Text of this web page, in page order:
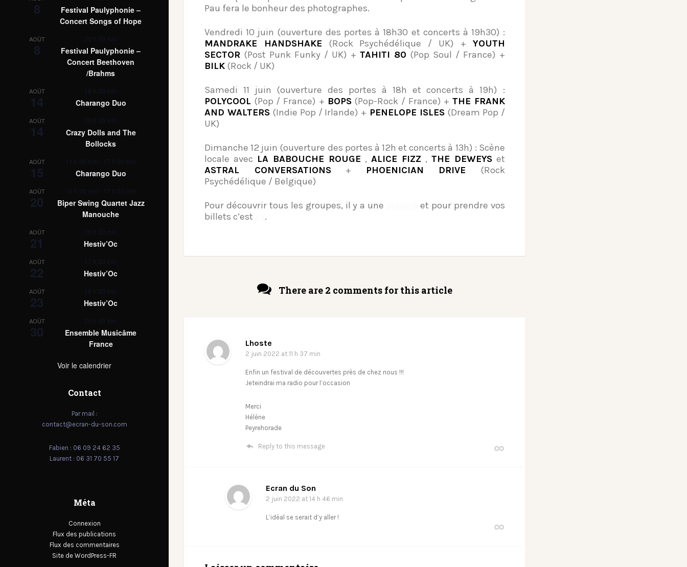
8
Festival Paulyphonie –
Concert Songs of Hope
AOÛT
8
20 h 00 min
Festival Paulyphonie –
Concert Beethoven
/Brahms
AOÛT
14
18 h 30 min
Charango Duo
AOÛT
14
19 h 00 min
Crazy Dolls and The
Bollocks
AOÛT
15
11 h 00 min - 17 h 00 min
Charango Duo
AOÛT
20
16 h 00 min - 17 h 00 min
Biper Swing Quartet Jazz
Manouche
AOÛT
21
19 h 30 min
Hestiv’Oc
AOÛT
22
17 h 30 min
Hestiv’Oc
AOÛT
23
16 h 30 min
Hestiv’Oc
AOÛT
30
20 h 00 min
Ensemble Musicâme
France
Voir le calendrier
Contact
Par mail :
contact@ecran-du-son.com
Fabien : 06 09 24 62 35
Laurent : 06 31 70 55 17
Méta
Connexion
Flux des publications
Flux des commentaires
Site de WordPress-FR
Pau fera le bonheur des photographes.
Vendredi 10 juin (ouverture des portes à 18h30 et concerts à 19h30) :
MANDRAKE HANDSHAKE (Rock Psychédélique / UK) + YOUTH
SECTOR (Post Punk Funky / UK) + TAHITI 80 (Pop Soul / France) +
BILK (Rock / UK)
Samedi 11 juin (ouverture des portes à 18h et concerts à 19h) :
POLYCOOL (Pop / France) + BOPS(Pop-Rock / France) +THE FRANK
AND WALTERS(Indie Pop / Irlande) + PENELOPE ISLES (Dream Pop /
UK)
Dimanche 12 juin (ouverture des portes à 12h et concerts à 13h) : Scène
locale avec LA BABOUCHE ROUGE , ALICE FIZZ , THE DEWEYSet
ASTRAL CONVERSATIONS+ PHOENICIAN DRIVE (Rock
Psychédélique / Belgique)
Pour découvrir tous les groupes, il y a une
et pour prendre vos
billets c’est
.
There are 2 comments for this article
Lhoste
2 juin 2022 at 11 h 37 min
Enfin un festival de découvertes près de chez nous !!!
Jeteindrai ma radio pour l’occasion
Merci
Hélène
Peyrehorade
Reply to this message
Ecran du Son
2 juin 2022 at 14 h 46 min
L’idéal se serait d’y aller !